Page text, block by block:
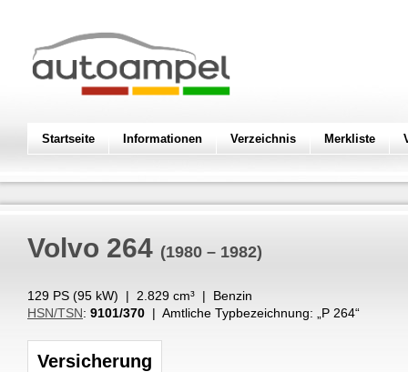
Startseite Informationen Verzeichnis Merkliste
Volvo 264 (1980 – 1982)
129 PS (95 kW) | 2.829 cm³ | Benzin
HSN/TSN: 9101/370 | Amtliche Typbezeichnung: „ P 264“
Versicherung